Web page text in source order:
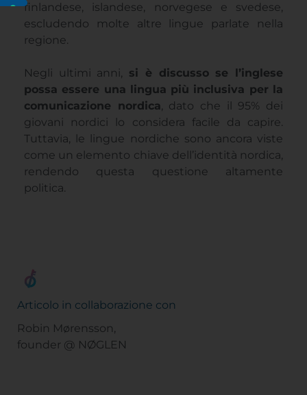
finlandese, islandese, norvegese e svedese,
escludendo molte altre lingue parlate nella
regione.
Negli ultimi anni, si è discusso se l’inglese
possa essere una lingua più inclusiva per la
comunicazione nordica, dato che il 95% dei
giovani nordici lo considera facile da capire.
Tuttavia, le lingue nordiche sono ancora viste
come un elemento chiave dell’identità nordica,
rendendo questa questione altamente
politica.
Articolo in collaborazione con
Robin Mørensson,
founder @ NØGLEN